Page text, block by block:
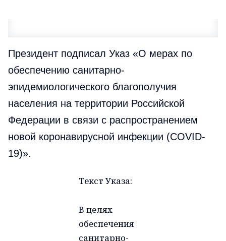
Президент подписал Указ «О мерах по
обеспечению санитарно-
эпидемиологического благополучия
населения на территории Российской
Федерации в связи с распространением
новой коронавирусной инфекции (COVID-
19)».
Текст Указа:
В целях
обеспечения
санитарно-